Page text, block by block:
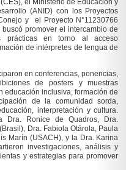
el Ministerio de Educación y
(ANID) con los Proyectos
y el Proyecto N°11230766
promover el intercambio de
prácticas en torno al acceso
de intérpretes de lengua de
en conferencias, ponencias,
de posters y muestras
educación inclusiva, formación de
de la comunidad sorda,
interpretación y cultura.
Dra. Ronice de Quadros, Dra.
Dra. Fabiola Otárola, Paula
Marín (USACH), y la Dra. Karina
investigaciones, análisis y
y estrategias para promover